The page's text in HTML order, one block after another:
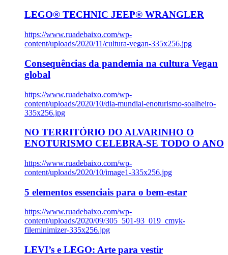
LEGO® TECHNIC JEEP® WRANGLER
https://www.ruadebaixo.com/wp-
content/uploads/2020/11/cultura-vegan-335x256.jpg
Consequências da pandemia na cultura Vegan
global
https://www.ruadebaixo.com/wp-
content/uploads/2020/10/dia-mundial-enoturismo-soalheiro-
335x256.jpg
NO TERRITÓRIO DO ALVARINHO O
ENOTURISMO CELEBRA-SE TODO O ANO
https://www.ruadebaixo.com/wp-
content/uploads/2020/10/image1-335x256.jpg
5 elementos essenciais para o bem-estar
https://www.ruadebaixo.com/wp-
content/uploads/2020/09/305_501-93_019_cmyk-
fileminimizer-335x256.jpg
LEVI’s e LEGO: Arte para vestir